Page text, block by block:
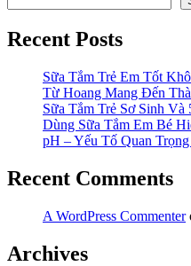
Recent Posts
Sữa Tắm Trẻ Em Tốt
Từ Hoang Mang Đến
Sữa Tắm Trẻ Sơ Sinh
Dùng Sữa Tắm Em Bé
pH – Yếu Tố Quan
Recent Comments
A WordPress Commenter
Archives